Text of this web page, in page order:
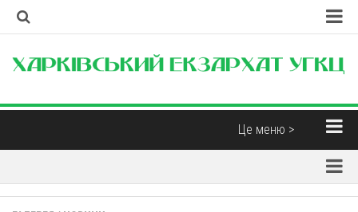
Про екзархат
Це меню >
Парохії
Корисні матеріали